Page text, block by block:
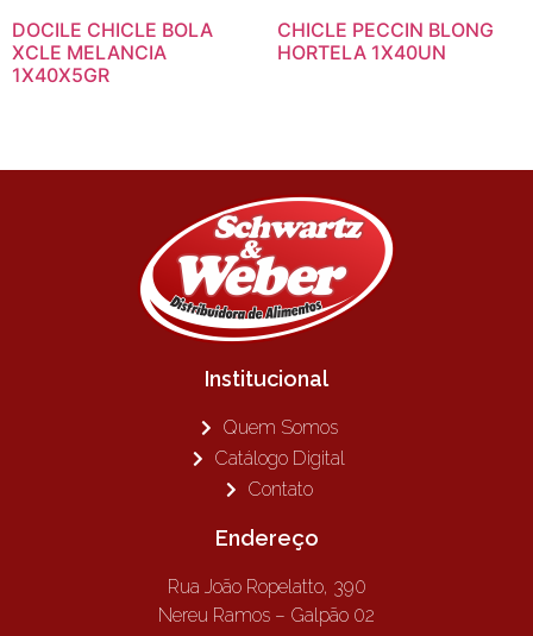
DOCILE CHICLE BOLA
XCLE MELANCIA
1X40X5GR
CHICLE PECCIN BLONG
HORTELA 1X40UN
Institucional
Quem Somos
Catálogo Digital
Contato
Endereço
Rua João Ropelatto, 390
Nereu Ramos – Galpão 02